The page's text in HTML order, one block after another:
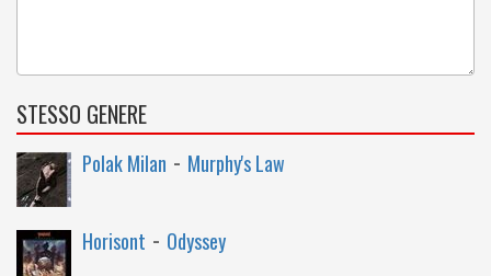
STESSO GENERE
Polak Milan - Murphy's Law
Horisont - Odyssey